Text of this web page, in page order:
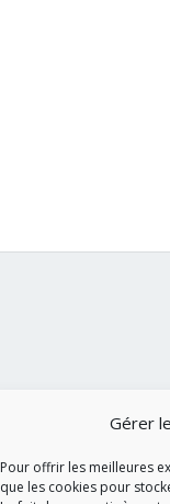
Gérer
Pour offrir les meilleures
que les cookies pour